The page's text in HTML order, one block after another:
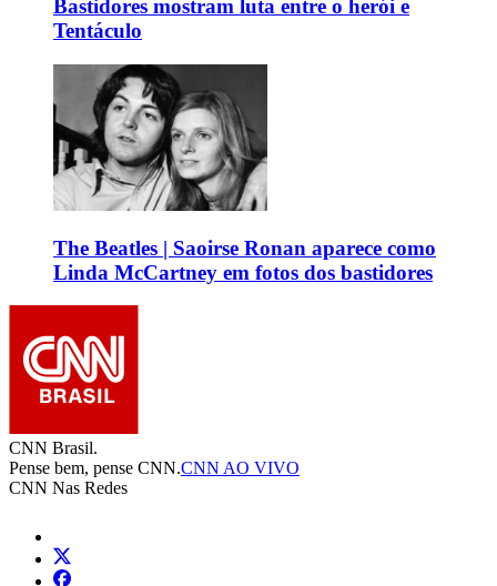
Bastidores mostram luta entre o herói e
Tentáculo
The Beatles | Saoirse Ronan aparece como
Linda McCartney em fotos dos bastidores
CNN Brasil.
Pense bem, pense CNN.CNN AO VIVO
CNN Nas Redes